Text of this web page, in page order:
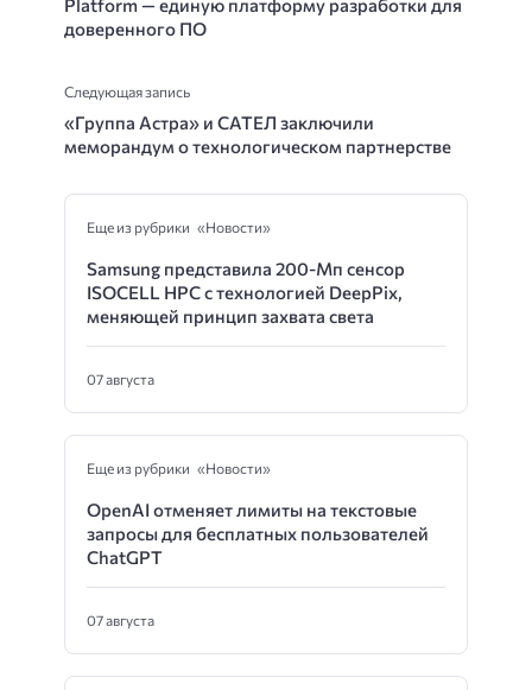
Platform — единую платформу разработки для
доверенного ПО
Следующая запись
«Группа Астра» и САТЕЛ заключили
меморандум о технологическом партнерстве
Еще из рубрики «Новости»
Samsung представила 200-Мп сенсор
ISOCELL HPC с технологией DeepPix,
меняющей принцип захвата света
07 августа
Еще из рубрики «Новости»
OpenAI отменяет лимиты на текстовые
запросы для бесплатных пользователей
ChatGPT
07 августа